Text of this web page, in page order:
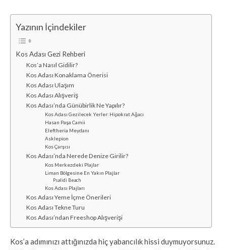
Yazının İçindekiler
Kos Adası Gezi Rehberi
Kos’a Nasıl Gidilir?
Kos Adası Konaklama Önerisi
Kos Adası Ulaşım
Kos Adası Alışveriş
Kos Adası’nda Günübirlik Ne Yapılır?
Kos Adası Gezilecek Yerler: Hipokrat Ağacı
Hasan Paşa Camii
Eleftheria Meydanı
Asklepion
Kos Çarşısı
Kos Adası’nda Nerede Denize Girilir?
Kos Merkezdeki Plajlar
Liman Bölgesine En Yakın Plajlar
Psalidi Beach
Kos Adası Plajları
Kos Adası Yeme İçme Önerileri
Kos Adası Tekne Turu
Kos Adası’ndan Freeshop Alışverişi
Kos’a adımınızı attığınızda hiç yabancılık hissi duymuyorsunuz.